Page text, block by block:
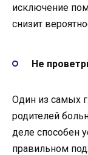
исключение
снизит
Не
Один из самых
родителей
деле способен
правильном